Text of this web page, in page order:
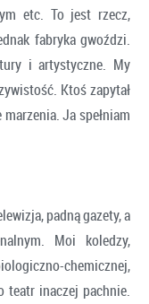
etc. To jest rzecz,
fabryka gwoździ.
i artystyczne. My
Ktoś zapytał
Ja spełniam
padną gazety, a
Moi koledzy,
chemicznej,
teatr inaczej pachnie.